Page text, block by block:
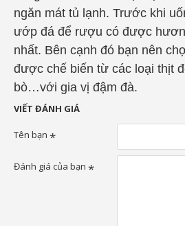
ngăn mát tủ lạnh. Trước khi
ướp đá để rượu có được
nhất. Bên cạnh đó bạn nên
được chế biến từ các loại thịt
bò…với gia vị đậm đà.
VIẾT ĐÁNH GIÁ
Tên bạn
Đánh giá của bạn